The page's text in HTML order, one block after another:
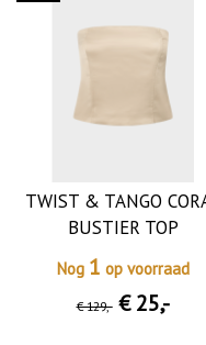
TWIST & TANGO
BUSTIER TOP
Nog 1 op voorraad
€ 129,-€ 25,-